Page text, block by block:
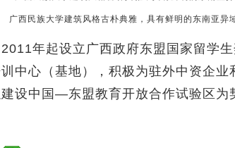
广西民族大学建筑风格古朴典雅，具有鲜明的东南亚
年起设立广西政府东盟国家留学生
中心（基地），积极为驻外中资企业
设中国—东盟教育开放合作试验区为